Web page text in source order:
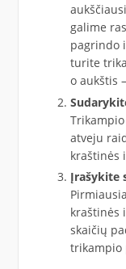
galime
pagrindo
turite
o aukštis
atveju
kraštinės
Įrašykite
kraštinės
skaičių
trikampio